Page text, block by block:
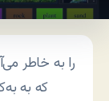
که به